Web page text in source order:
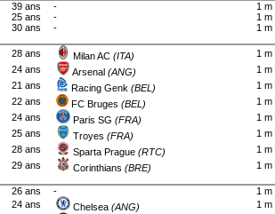
39 ans -
1 m
25 ans -
1 m
30 ans -
1 m
28 ans Milan AC (ITA)
1 m
24 ans Arsenal (ANG)
1 m
21 ans Racing Genk (BEL)
1 m
22 ans FC Bruges (BEL)
1 m
24 ans Paris SG (FRA)
1 m
25 ans Troyes (FRA)
1 m
28 ans Sparta Prague (RTC)
1 m
29 ans Corinthians (BRE)
1 m
26 ans -
1 m
24 ans Chelsea (ANG)
1 m